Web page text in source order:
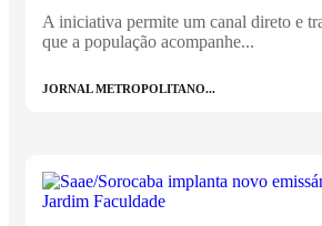
A iniciativa permite um canal direto e
que a população acompanhe...
JORNAL METROPOLITANO...